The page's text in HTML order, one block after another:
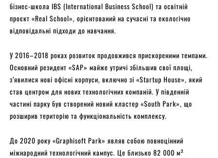
бізнес-школа IBS (International Business School) та освітній
проєкт «Real School», орієнтований на сучасні та екологічно
відповідальні підходи до навчання.
У 2016–2018 роках розвиток продовжився прискореними темпами.
Основний резидент «SAP» майже утричі збільшив свої площі,
з’явилися нові офісні корпуси, включно зі «Startup House», який
став центром для нових технологічних компаній. У південній
частині парку був створений новий кластер «South Park», що
розширив територію та функціональність комплексу.
До 2020 року «Graphisoft Park» являв собою повноцінний
міжнародний технологічний кампус. Це близько 82 000 м²